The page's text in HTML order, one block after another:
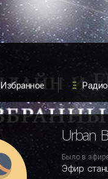
Избранное Радио
Urban
Было в
Эфир